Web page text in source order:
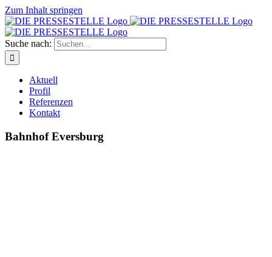
Zum Inhalt springen
Suche nach:
Aktuell
Profil
Referenzen
Kontakt
Bahnhof Eversburg